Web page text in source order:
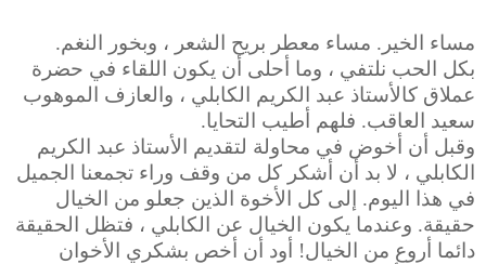
مساء الخير. مساء معطر بريح الشعر ، وبخور النغم.
بكل الحب نلتفي ، وما أحلى أن يكون اللقاء في حضرة
عملاق كالأستاذ عبد الكريم الكابلي ، والعازف الموهوب
سعيد العاقب. فلهم أطيب التحايا.
وقبل أن أخوض في محاولة لتقديم الأستاذ عبد الكريم
الكابلي ، لا بد أن أشكر كل من وقف وراء تجمعنا الجميل
في هذا اليوم. إلى كل الأخوة الذين جعلو من الخيال
حقيقة. وعندما يكون الخيال عن الكابلي ، فتظل الحقيقة
دائما أروع من الخيال! أود أن أخص بشكري الأخوان